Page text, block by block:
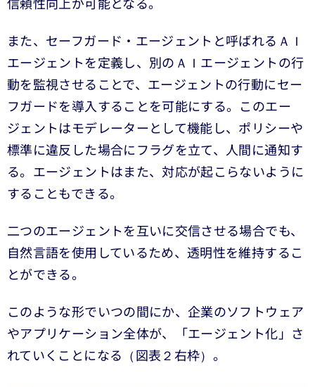
信頼性向上が可能となる。
また、セーフガード・エージェントと呼ばれるＡＩ
エージェントを定義し、別のＡＩエージェントの行
動を監視させることで、エージェントの行動にセー
フガードを導入することを可能にする。このエー
ジェントはモデレーターとして機能し、ポリシーや
標準に違反した場合にフラグを立て、人間に通知す
る。エージェントはまた、対応が起こらないように
することもできる。
二つのエージェントを互いに交信させる場合でも、
自然言語を使用しているため、透明性を維持するこ
とができる。
このような形でいつの間にか、企業のソフトウェア
やアプリケーション全体が、「エージェント化」さ
れていくことになる（図表２右枠）。